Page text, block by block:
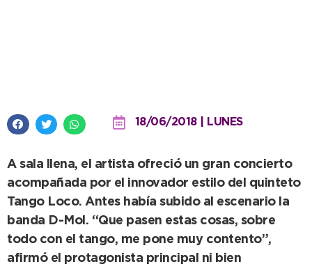
18/06/2018 | LUNES
A sala llena, el artista ofreció un gran concierto
acompañada por el innovador estilo del quinteto
Tango Loco. Antes había subido al escenario la
banda D-Mol. “Que pasen estas cosas, sobre
todo con el tango, me pone muy contento”,
afirmó el protagonista principal ni bien